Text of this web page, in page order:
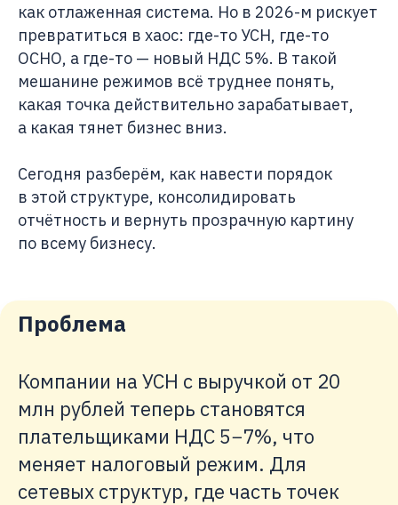
как отлаженная система. Но в 2026-м рискует
превратиться в хаос: где-то УСН, где-то
ОСНО, а где-то — новый НДС 5%. В такой
мешанине режимов всё труднее понять,
какая точка действительно зарабатывает,
а какая тянет бизнес вниз.
Сегодня разберём, как навести порядок
в этой структуре, консолидировать
отчётность и вернуть прозрачную картину
по всему бизнесу.
Проблема
Компании на УСН с выручкой от 20
млн рублей теперь становятся
плательщиками НДС 5−7%, что
меняет налоговый режим. Для
сетевых структур, где часть точек